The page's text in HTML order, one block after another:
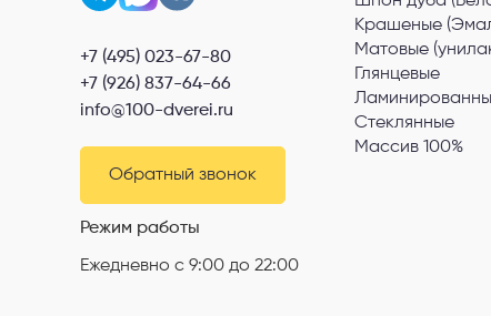
+7 (495) 023-67-80
+7 (926) 837-64-66
info@100-dverei.ru
Обратный звонок
Режим работы
Ежедневно с 9:00 до 22:00
Крашеные
Матовые
Глянцевые
Стеклянные
Массив 100%